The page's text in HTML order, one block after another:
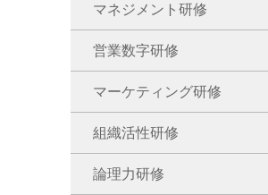
マネジメント研修
営業数字研修
マーケティング研修
組織活性研修
論理力研修